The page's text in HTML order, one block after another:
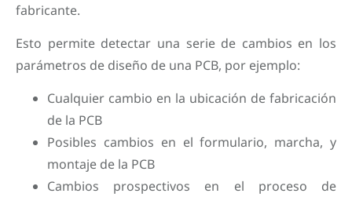
fabricante.
Esto permite detectar una serie de cambios en los
parámetros de diseño de una PCB, por ejemplo:
Cualquier cambio en la ubicación de fabricación
de la PCB
Posibles cambios en el formulario, marcha, y
montaje de la PCB
Cambios prospectivos en el proceso de